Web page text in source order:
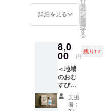
欄にご
希望の
入くだ
さい。
記入の
ない場
合は
CAMPF
IREの
ユー
所鳩オ
リジナ
※画像は
イメー
ジで
す。 ※
内容が
変更に
なる場
合があ
す。
ー多
1kg（千
古町）
ー
しょう
ゆの花
房 もろ
みみそ
（兵庫
県豊岡
で届き
ます。
・ウェ
ブ
（https:
//densh
obato.t
okyo）
に名前
を1年間
掲載さ
せてい
ただき
詳細を見る
タ
ー
ン
を
選
択
す
る
8,0
00 円
残り17
＜地域
のおむ
すびを
お届け
で応援
支援
者：